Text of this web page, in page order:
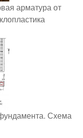
арматура от
Схема